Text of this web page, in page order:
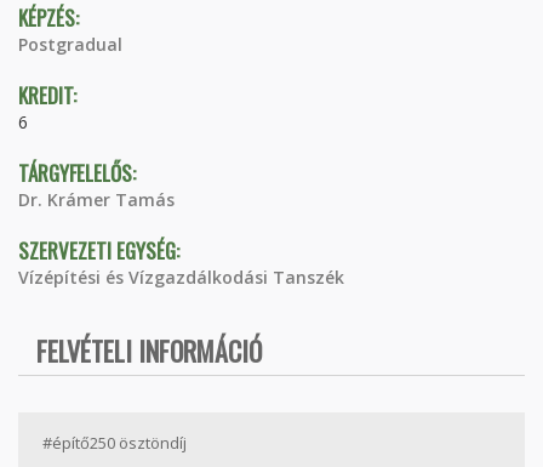
KÉPZÉS:
Postgradual
KREDIT:
6
TÁRGYFELELŐS:
Dr. Krámer Tamás
SZERVEZETI EGYSÉG:
Vízépítési és Vízgazdálkodási Tanszék
FELVÉTELI INFORMÁCIÓ
#építő250 ösztöndíj